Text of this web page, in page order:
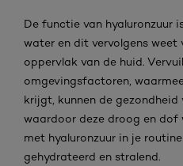
De functie van hyaluronzuur
water en dit vervolgens weet
oppervlak van de huid.
omgevingsfactoren,
krijgt, kunnen de gezondheid
waardoor deze droog en
met hyaluronzuur in je
gehydrateerd en stralend.